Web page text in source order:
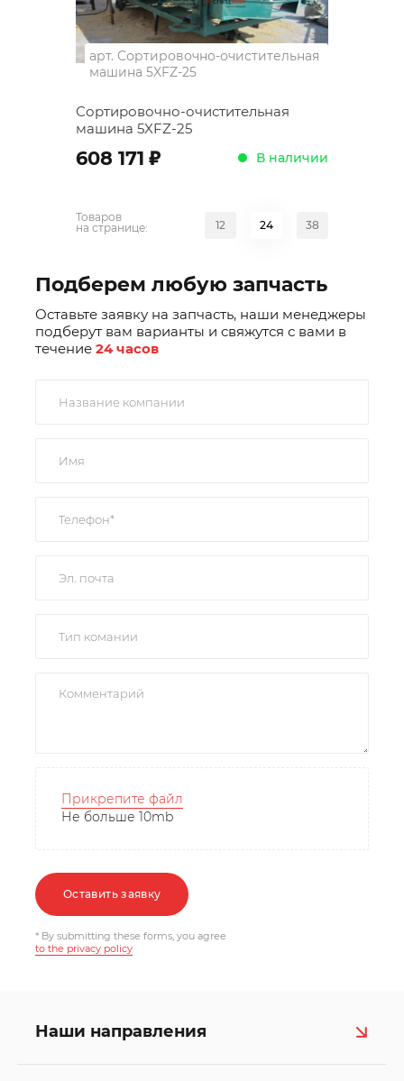
арт. Сортировочно-очистительная
машина 5XFZ-25
Сортировочно-очистительная
машина 5XFZ-25
608 171 ; В наличии
Товаров
на странице:
12 24 38
Подберем любую запчасть
Оставьте заявку на запчасть, наши менеджеры
подберут вам варианты и свяжутся с вами в
течение 24 часов
Прикрепите файл
Не больше 10mb
Оставить заявку
* By submitting these forms, you agree
to the privacy policy
Наши направления